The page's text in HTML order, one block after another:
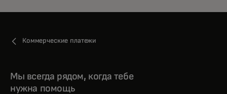
Коммерческие платежи
Мы всегда рядом, когда тебе
нужна помощь